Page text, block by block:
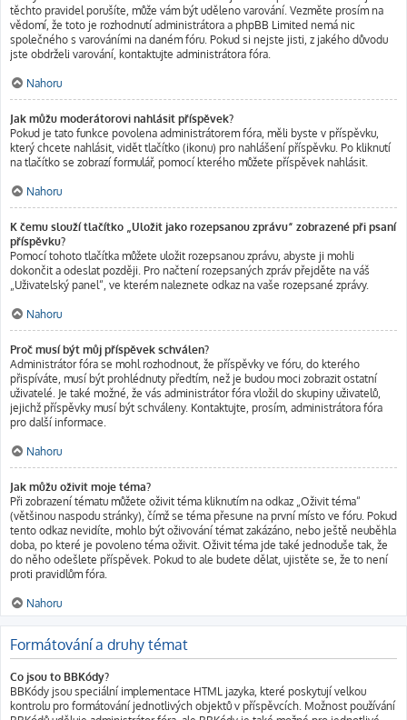
těchto pravidel porušíte, může vám být uděleno varování. Vezměte prosím na
vědomí, že toto je rozhodnutí administrátora a phpBB Limited nemá nic
společného s varováními na daném fóru. Pokud si nejste jisti, z jakého důvodu
jste obdrželi varování, kontaktujte administrátora fóra.
Nahoru
Jak můžu moderátorovi nahlásit příspěvek?
Pokud je tato funkce povolena administrátorem fóra, měli byste v příspěvku,
který chcete nahlásit, vidět tlačítko (ikonu) pro nahlášení příspěvku. Po kliknutí
na tlačítko se zobrazí formulář, pomocí kterého můžete příspěvek nahlásit.
Nahoru
K čemu slouží tlačítko „Uložit jako rozepsanou zprávu“ zobrazené při psaní
příspěvku?
Pomocí tohoto tlačítka můžete uložit rozepsanou zprávu, abyste ji mohli
dokončit a odeslat později. Pro načtení rozepsaných zpráv přejděte na váš
„Uživatelský panel“, ve kterém naleznete odkaz na vaše rozepsané zprávy.
Nahoru
Proč musí být můj příspěvek schválen?
Administrátor fóra se mohl rozhodnout, že příspěvky ve fóru, do kterého
přispíváte, musí být prohlédnuty předtím, než je budou moci zobrazit ostatní
uživatelé. Je také možné, že vás administrátor fóra vložil do skupiny uživatelů,
jejichž příspěvky musí být schváleny. Kontaktujte, prosím, administrátora fóra
pro další informace.
Nahoru
Jak můžu oživit moje téma?
Při zobrazení tématu můžete oživit téma kliknutím na odkaz „Oživit téma“
(většinou naspodu stránky), čímž se téma přesune na první místo ve fóru. Pokud
tento odkaz nevidíte, mohlo být oživování témat zakázáno, nebo ještě neuběhla
doba, po které je povoleno téma oživit. Oživit téma jde také jednoduše tak, že
do něho odešlete příspěvek. Pokud to ale budete dělat, ujistěte se, že to není
proti pravidlům fóra.
Nahoru
Formátování a druhy témat
Co jsou to BBKódy?
BBKódy jsou speciální implementace HTML jazyka, které poskytují velkou
kontrolu pro formátování jednotlivých objektů v příspěvcích. Možnost používání